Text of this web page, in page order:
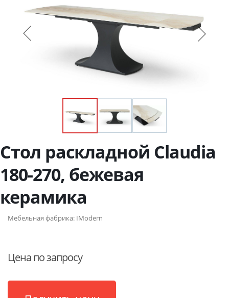
Стол раскладной Claudia
180-270, бежевая
керамика
Мебельная фабрика: IModern
Цена по запросу